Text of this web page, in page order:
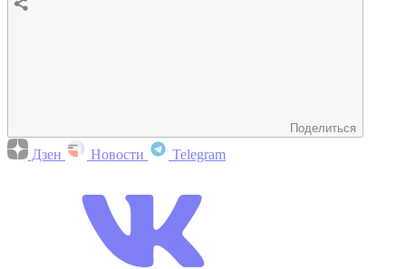
Поделиться
Дзен Новости Telegram